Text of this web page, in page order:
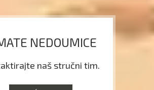
NEDOUMICE
naš stručni tim.